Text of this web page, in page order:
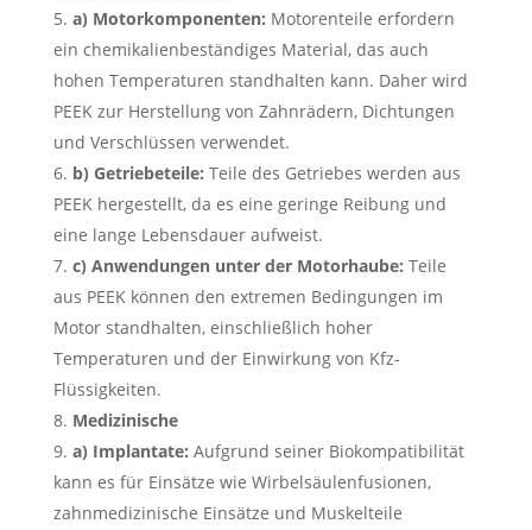
a) Motorkomponenten: Motorenteile erfordern
ein chemikalienbeständiges Material, das auch
hohen Temperaturen standhalten kann. Daher wird
PEEK zur Herstellung von Zahnrädern, Dichtungen
und Verschlüssen verwendet.
b) Getriebeteile: Teile des Getriebes werden aus
PEEK hergestellt, da es eine geringe Reibung und
eine lange Lebensdauer aufweist.
c) Anwendungen unter der Motorhaube: Teile
aus PEEK können den extremen Bedingungen im
Motor standhalten, einschließlich hoher
Temperaturen und der Einwirkung von Kfz-
Flüssigkeiten.
Medizinische
a) Implantate: Aufgrund seiner Biokompatibilität
kann es für Einsätze wie Wirbelsäulenfusionen,
zahnmedizinische Einsätze und Muskelteile